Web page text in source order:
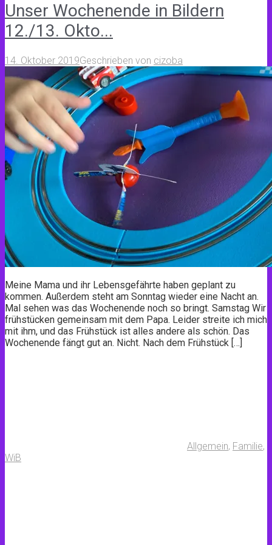
Unser Wochenende in Bildern
12./13. Okto...
14. Oktober 2019Geschrieben von cizoba
Meine Mama und ihr Lebensgefährte haben geplant zu
kommen. Außerdem steht am Sonntag wieder eine Nacht an.
Mal sehen was das Wochenende noch so bringt. Samstag Wir
frühstücken gemeinsam mit dem Papa. Leider streite ich mich
mit ihm, und das Frühstück ist alles andere als schön. Das
Wochenende fängt gut an. Nicht. Nach dem Frühstück […]
Allgemein, Familie,
WiB